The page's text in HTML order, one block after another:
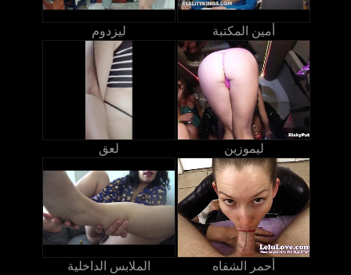
ليزدوم أمين المكتبة
لعق ليموزين
الملابس الداخلية أحمر الشفاه